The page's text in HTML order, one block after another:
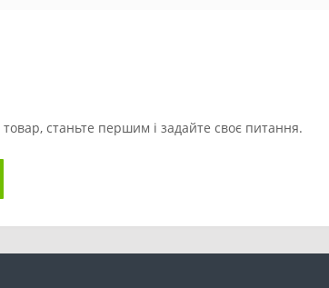
станьте першим і задайте своє питання.